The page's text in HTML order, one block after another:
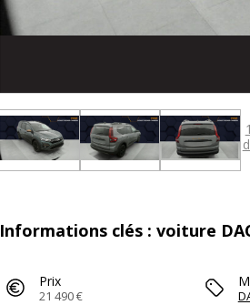
Informations clés : voiture
Prix
21 490 €